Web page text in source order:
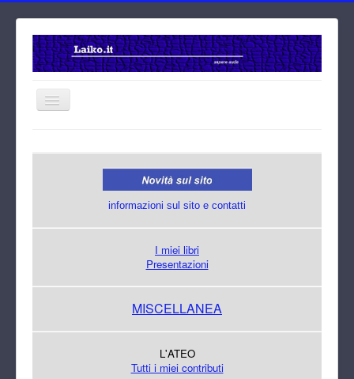
informazioni sul sito e contatti
I miei libri
Presentazioni
MISCELLANEA
L'ATEO
Tutti i miei contributi